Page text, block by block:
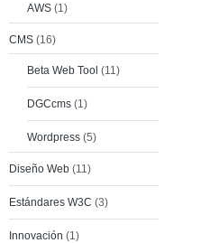
AWS (1)
CMS (16)
Beta Web Tool (11)
DGCcms (1)
Wordpress (5)
Diseño Web (11)
Estándares W3C (3)
Innovación (1)